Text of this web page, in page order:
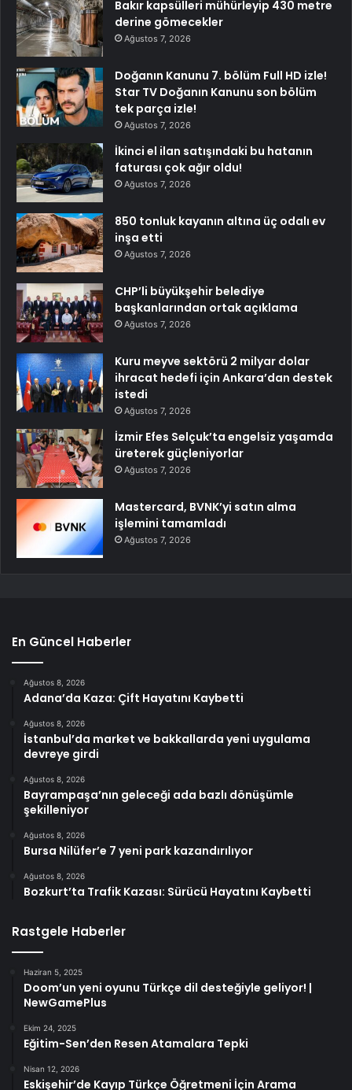
Bakır kapsülleri mühürleyip 430 metre
derine gömecekler
Ağustos 7, 2026
Doğanın Kanunu 7. bölüm Full HD izle!
Star TV Doğanın Kanunu son bölüm
tek parça izle!
Ağustos 7, 2026
İkinci el ilan satışındaki bu hatanın
faturası çok ağır oldu!
Ağustos 7, 2026
850 tonluk kayanın altına üç odalı ev
inşa etti
Ağustos 7, 2026
CHP’li büyükşehir belediye
başkanlarından ortak açıklama
Ağustos 7, 2026
Kuru meyve sektörü 2 milyar dolar
ihracat hedefi için Ankara’dan destek
istedi
Ağustos 7, 2026
İzmir Efes Selçuk’ta engelsiz yaşamda
üreterek güçleniyorlar
Ağustos 7, 2026
Mastercard, BVNK’yi satın alma
işlemini tamamladı
Ağustos 7, 2026
En Güncel Haberler
Ağustos 8, 2026
Adana’da Kaza: Çift Hayatını Kaybetti
Ağustos 8, 2026
İstanbul’da market ve bakkallarda yeni uygulama
devreye girdi
Ağustos 8, 2026
Bayrampaşa’nın geleceği ada bazlı dönüşümle
şekilleniyor
Ağustos 8, 2026
Bursa Nilüfer’e 7 yeni park kazandırılıyor
Ağustos 8, 2026
Bozkurt’ta Trafik Kazası: Sürücü Hayatını Kaybetti
Rastgele Haberler
Haziran 5, 2025
Doom’un yeni oyunu Türkçe dil desteğiyle geliyor! |
NewGamePlus
Ekim 24, 2025
Eğitim-Sen’den Resen Atamalara Tepki
Nisan 12, 2026
Eskişehir’de Kayıp Türkçe Öğretmeni İçin Arama